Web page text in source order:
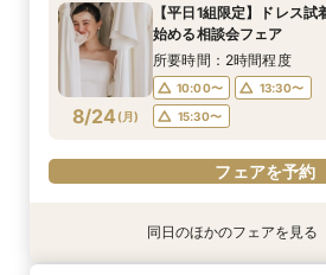
8/23(
9:30〜 15:30〜
フェアを予約
8/23(
9:30〜
13:30〜
15:30〜
フェアを予約
8/23(
9:30〜 15:30〜
フェアを予約
8/23(
10:00〜
13:30〜
15:30〜
フェアを予約
8/23(
9:30〜 15:30〜
フェアを予約
8/24 (月)
【平日1組限定】ドレス
始める相談会フェア
所要時間：2時間程度
10:00〜
13:30〜
15:30〜
フェアを予約
同日のほかのフェアを見る